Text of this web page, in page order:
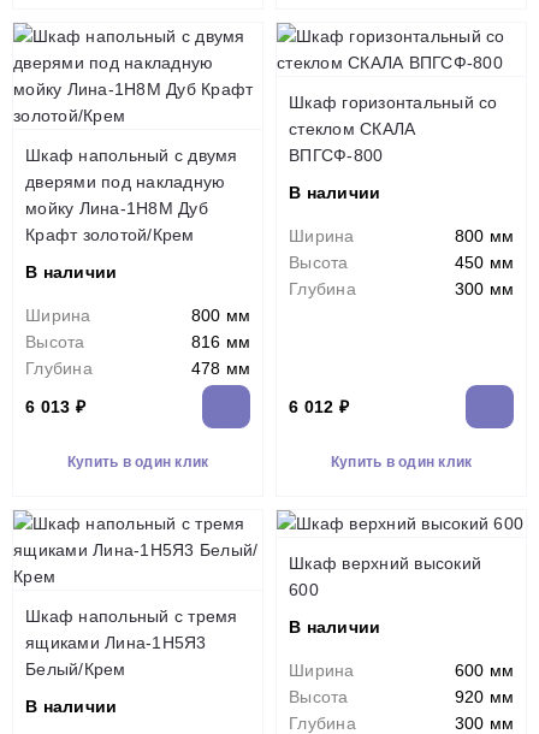
Шкаф напольный с двумя
дверями под накладную
мойку Лина-1Н8М Дуб
Крафт золотой/Крем
В наличии
Ширина
800 мм
Высота
816 мм
Глубина
478 мм
6 013 ₽
Купить в один клик
Шкаф горизонтальный со
стеклом СКАЛА
ВПГСФ-800
В наличии
Ширина
800 мм
Высота
450 мм
Глубина
300 мм
6 012 ₽
Купить в один клик
Шкаф напольный с тремя
ящиками Лина-1Н5Я3
Белый/Крем
В наличии
Шкаф верхний высокий
600
В наличии
Ширина
600 мм
Высота
920 мм
Глубина
300 мм